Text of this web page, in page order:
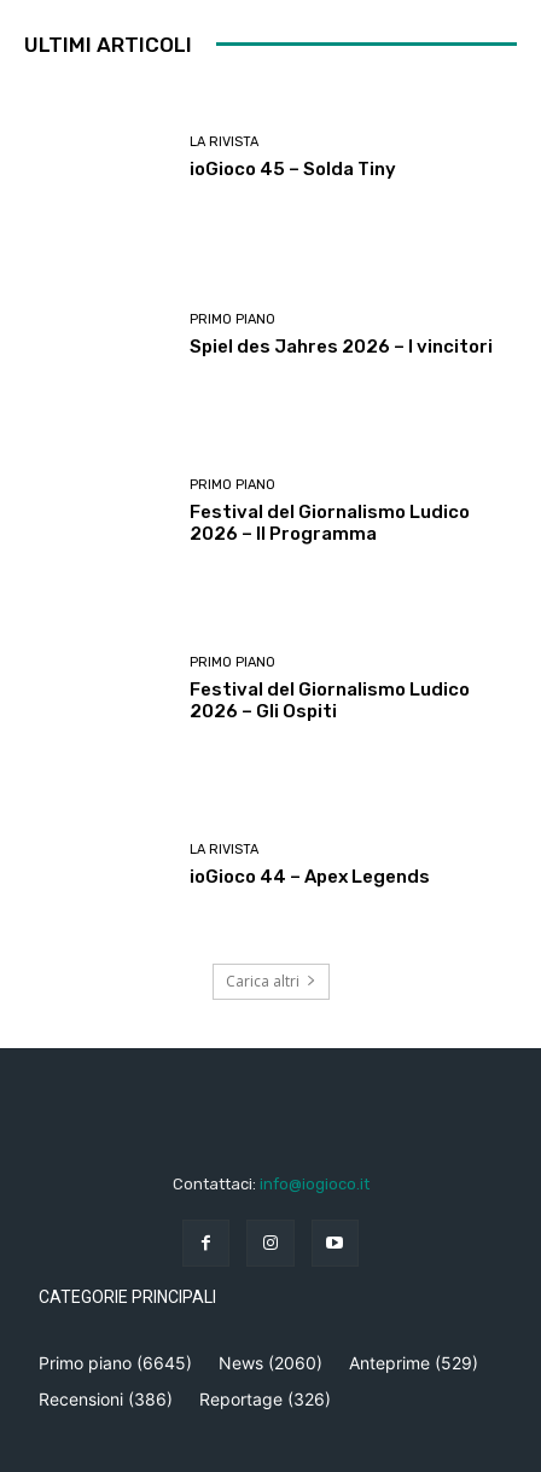
ULTIMI ARTICOLI
LA RIVISTA
ioGioco 45 – Solda Tiny
PRIMO PIANO
Spiel des Jahres 2026 – I vincitori
PRIMO PIANO
Festival del Giornalismo Ludico
2026 – Il Programma
PRIMO PIANO
Festival del Giornalismo Ludico
2026 – Gli Ospiti
LA RIVISTA
ioGioco 44 – Apex Legends
Carica altri
Contattaci: info@iogioco.it
CATEGORIE PRINCIPALI
Primo piano (6645) News (2060) Anteprime (529)
Recensioni (386) Reportage (326)